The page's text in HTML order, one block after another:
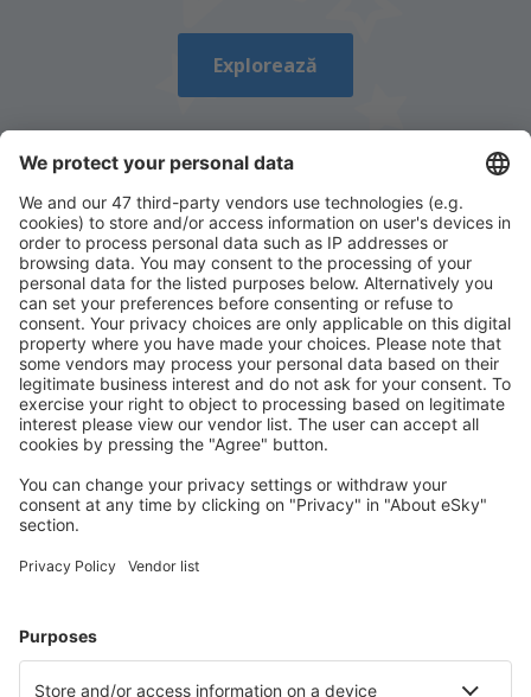
Explorează
Descarcă aplicația noastrăși organizează-ţi
convenabil călătoriile
Planifică-ți călătoria
Bilete de avion
Zbor+Hotel